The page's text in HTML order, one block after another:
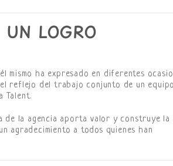
LOGRO
mismo ha expresado en diferentes
reflejo del trabajo conjunto de un equipo
Talent.
de la agencia aporta valor y construye la
agradecimiento a todos quienes han